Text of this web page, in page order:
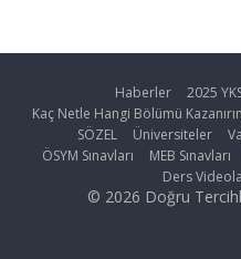
Haberler 2025
Kaç Netle Hangi Bölümü
SÖZEL
Üniversiteler
ÖSYM Sınavları
MEB Sınavları
Ders
© 2026 Doğru